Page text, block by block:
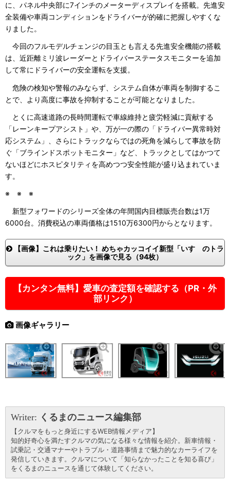
に、パネル中央部に7インチのメーターディスプレイを搭載。先進安
全装備や車両コンディションをドライバーが的確に把握しやすくな
りました。
今回のフルモデルチェンジの目玉とも言える先進安全機能の搭載
は、近距離ミリ波レーダーとドライバーステータスモニターを追加
して常にドライバーの安全運転を支援。
危険の検知や警報のみならず、システム自体が車両を制御するこ
とで、より高度に事故を抑制することが可能となりました。
とくに高速道路の長時間運転で車線維持と疲労軽減に貢献する
「レーンキープアシスト」や、万が一の際の「ドライバー異常時対
応システム」、さらにトラックならではの死角を減らして事故を防
ぐ「ブラインドスポットモニター」など、トラックとしてはかつて
ないほどにホスピタリティを高めつつ安全性能が盛り込まれていま
す。
※ ※ ※
新型フォワードのシリーズ全体の年間国内目標販売台数は1万
6000台。消費税込の車両価格は1510万6300円からとなります。
【画像】これは乗りたい！ めちゃカッコイイ新型「いすゞのトラ
ック」を画像で見る（94枚）
【カンタン無料】愛車の査定額を確認する（PR・外
部リンク）
画像ギャラリー
Writer: くるまのニュース編集部
【クルマをもっと身近にするWEB情報メディア】
知的好奇心を満たすクルマの気になる様々な情報を紹介。新車情報・
試乗記・交通マナーやトラブル・道路事情まで魅力的なカーライフを
発信していきます。クルマについて「知らなかったことを知る喜び」
をくるまのニュースを通じて体験してください。